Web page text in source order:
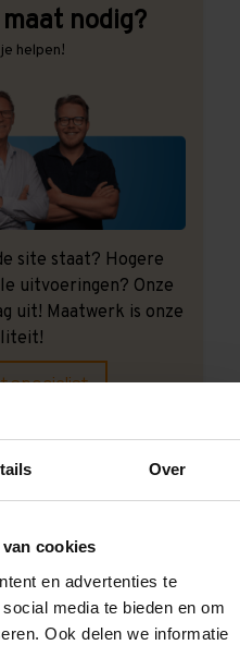
Over
cookies
en advertenties te
media te bieden en om
Ook delen we informatie
nodig?
helpen!
site staat? Hogere
uitvoeringen? Onze
uit! Maatwerk is onze
specialist